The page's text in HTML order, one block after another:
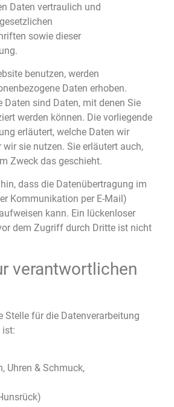
Daten vertraulich und
sowie dieser
benutzen, werden
Daten erhoben.
Daten sind Daten, mit denen Sie
werden können. Die vorliegende
erläutert, welche Daten wir
sie nutzen. Sie erläutert auch,
Zweck das geschieht.
dass die Datenübertragung im
Kommunikation per E-Mail)
kann. Ein lückenloser
dem Zugriff durch Dritte ist nicht
verantwortlichen
Stelle für die Datenverarbeitung
ist:
Uhren & Schmuck,